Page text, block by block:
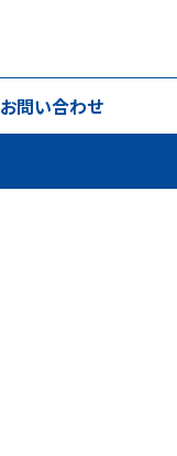
お問い合わせ